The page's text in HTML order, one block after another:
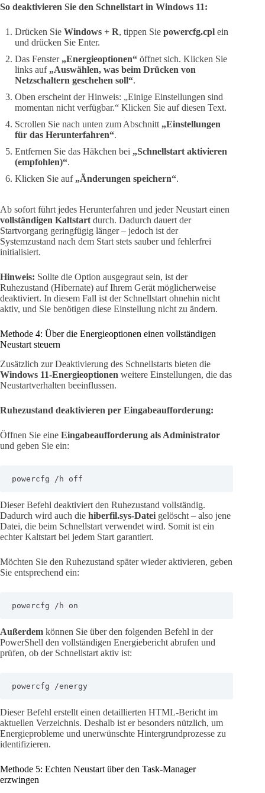
So deaktivieren Sie den Schnellstart in Windows 11:
Drücken Sie Windows + R, tippen Sie powercfg.cpl ein
und drücken Sie Enter.
Das Fenster „Energieoptionen“ öffnet sich. Klicken Sie
links auf „Auswählen, was beim Drücken von
Netzschaltern geschehen soll“.
Oben erscheint der Hinweis: „Einige Einstellungen sind
momentan nicht verfügbar.“ Klicken Sie auf diesen Text.
Scrollen Sie nach unten zum Abschnitt „Einstellungen
für das Herunterfahren“.
Entfernen Sie das Häkchen bei „Schnellstart aktivieren
(empfohlen)“.
Klicken Sie auf „Änderungen speichern“.
Ab sofort führt jedes Herunterfahren und jeder Neustart einen
vollständigen Kaltstart durch. Dadurch dauert der
Startvorgang geringfügig länger – jedoch ist der
Systemzustand nach dem Start stets sauber und fehlerfrei
initialisiert.
Hinweis: Sollte die Option ausgegraut sein, ist der
Ruhezustand (Hibernate) auf Ihrem Gerät möglicherweise
deaktiviert. In diesem Fall ist der Schnellstart ohnehin nicht
aktiv, und Sie benötigen diese Einstellung nicht zu ändern.
Methode 4: Über die Energieoptionen einen vollständigen
Neustart steuern
Zusätzlich zur Deaktivierung des Schnellstarts bieten die
Windows 11-Energieoptionen weitere Einstellungen, die das
Neustartverhalten beeinflussen.
Ruhezustand deaktivieren per Eingabeaufforderung:
Öffnen Sie eine Eingabeaufforderung als Administrator
und geben Sie ein:
powercfg /h off
Dieser Befehl deaktiviert den Ruhezustand vollständig.
Dadurch wird auch die hiberfil.sys-Datei gelöscht – also jene
Datei, die beim Schnellstart verwendet wird. Somit ist ein
echter Kaltstart bei jedem Start garantiert.
Möchten Sie den Ruhezustand später wieder aktivieren, geben
Sie entsprechend ein:
powercfg /h on
Außerdem können Sie über den folgenden Befehl in der
PowerShell den vollständigen Energiebericht abrufen und
prüfen, ob der Schnellstart aktiv ist:
powercfg /energy
Dieser Befehl erstellt einen detaillierten HTML-Bericht im
aktuellen Verzeichnis. Deshalb ist er besonders nützlich, um
Energieprobleme und unerwünschte Hintergrundprozesse zu
identifizieren.
Methode 5: Echten Neustart über den Task-Manager
erzwingen